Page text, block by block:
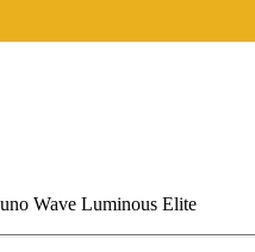
Wave Luminous Elite